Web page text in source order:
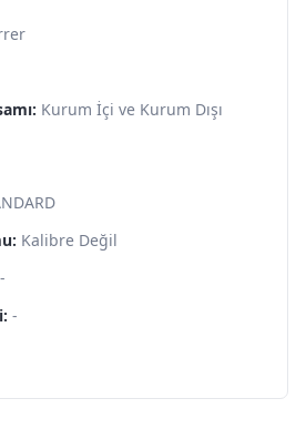
Kurum İçi ve Kurum Dışı
Kalibre Değil
-
-